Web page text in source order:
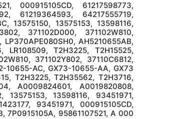
000915105CD, 61217598773,
61219364593, 64217555719,
13575150, 13575153, 13598116,
371102D000, 371102W810,
LP370APE080SH0, AH5210655AB,
LR108509, T2H3225, T2H15525,
371102Y802, 37110C6812,
10655-AC, GX73-10655-AA, GX73
T2H3225, T2H35562, T2H3716,
А0009824601, А0019820808,
13575153, 13598116, 93451971,
93451971, 000915105CD,
7P0915105A, 95861107521, A 000